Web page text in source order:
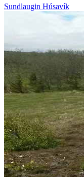
Sundlaugin Húsavík